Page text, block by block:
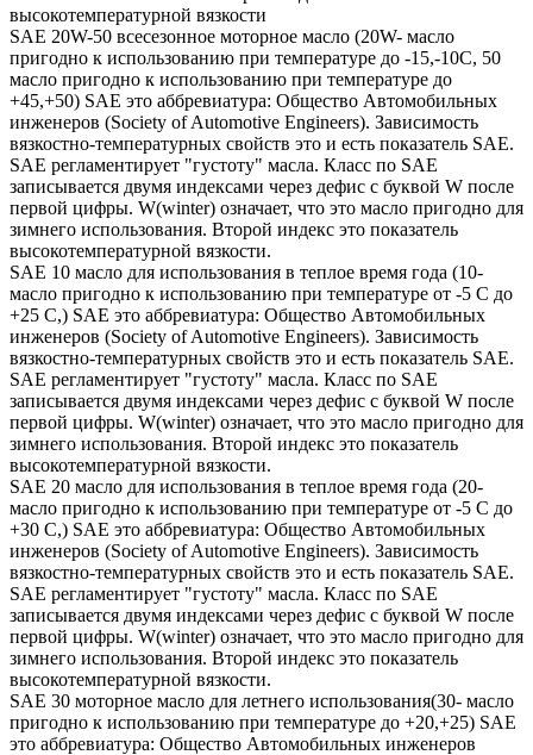
высокотемпературной вязкости
SAE 20W-50 всесезонное моторное масло (20W- масло
пригодно к использованию при температуре до -15,-10С, 50
масло пригодно к использованию при температуре до
+45,+50) SAE это аббревиатура: Общество Автомобильных
инженеров (Society of Automotive Engineers). Зависимость
вязкостно-температурных свойств это и есть показатель SAE.
SAE регламентирует "густоту" масла. Класс по SAE
записывается двумя индексами через дефис с буквой W после
первой цифры. W(winter) означает, что это масло пригодно для
зимнего использования. Второй индекс это показатель
высокотемпературной вязкости.
SAE 10 масло для использования в теплое время года (10-
масло пригодно к использованию при температуре от -5 С до
+25 С,) SAE это аббревиатура: Общество Автомобильных
инженеров (Society of Automotive Engineers). Зависимость
вязкостно-температурных свойств это и есть показатель SAE.
SAE регламентирует "густоту" масла. Класс по SAE
записывается двумя индексами через дефис с буквой W после
первой цифры. W(winter) означает, что это масло пригодно для
зимнего использования. Второй индекс это показатель
высокотемпературной вязкости.
SAE 20 масло для использования в теплое время года (20-
масло пригодно к использованию при температуре от -5 С до
+30 С,) SAE это аббревиатура: Общество Автомобильных
инженеров (Society of Automotive Engineers). Зависимость
вязкостно-температурных свойств это и есть показатель SAE.
SAE регламентирует "густоту" масла. Класс по SAE
записывается двумя индексами через дефис с буквой W после
первой цифры. W(winter) означает, что это масло пригодно для
зимнего использования. Второй индекс это показатель
высокотемпературной вязкости.
SAE 30 моторное масло для летнего использования(30- масло
пригодно к использованию при температуре до +20,+25) SAE
это аббревиатура: Общество Автомобильных инженеров